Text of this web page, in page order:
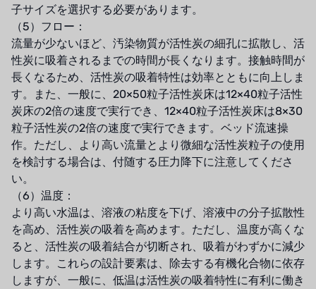
子サイズを選択する必要があります。
（5）フロー：
流量が少ないほど、汚染物質が活性炭の細孔に拡散し、活
性炭に吸着されるまでの時間が長くなります。接触時間が
長くなるため、活性炭の吸着特性は効率とともに向上しま
す。また、一般に、20×50粒子活性炭床は12×40粒子活性
炭床の2倍の速度で実行でき、12×40粒子活性炭床は8×30
粒子活性炭の2倍の速度で実行できます。ベッド流速操
作。ただし、より高い流量とより微細な活性炭粒子の使用
を検討する場合は、付随する圧力降下に注意してくださ
い。
（6）温度：
より高い水温は、溶液の粘度を下げ、溶液中の分子拡散性
を高め、活性炭の吸着を高めます。ただし、温度が高くな
ると、活性炭の吸着結合が切断され、吸着がわずかに減少
します。これらの設計要素は、除去する有機化合物に依存
しますが、一般に、低温は活性炭の吸着特性に有利に働き